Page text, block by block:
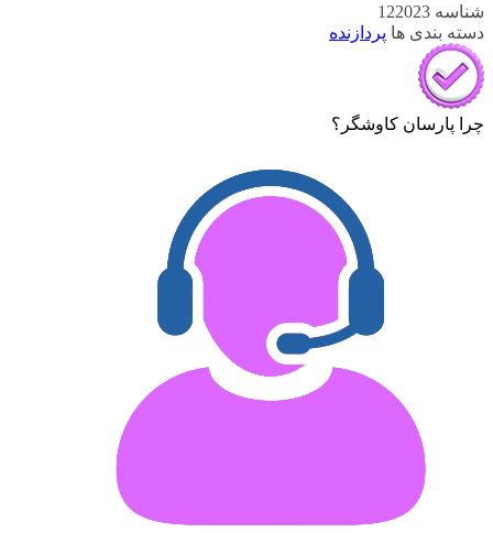
شناسه 122023
دسته بندی ها پردازنده
چرا پارسان کاوشگر؟